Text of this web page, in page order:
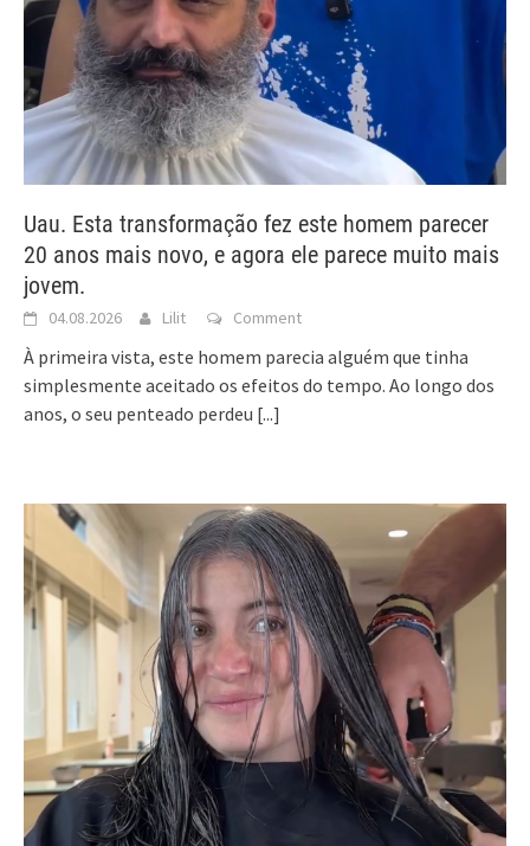
Uau. Esta transformação fez este homem parecer
20 anos mais novo, e agora ele parece muito mais
jovem.
04.08.2026 Lilit Comment
À primeira vista, este homem parecia alguém que tinha
simplesmente aceitado os efeitos do tempo. Ao longo dos
anos, o seu penteado perdeu [...]